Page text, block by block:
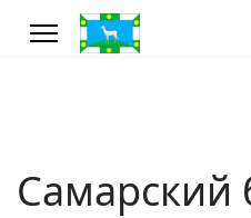
Самарский